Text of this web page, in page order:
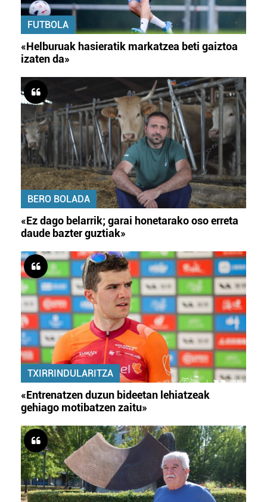
FUTBOLA
«Helburuak hasieratik markatzea beti gaiztoa
izaten da»
BERO BOLADA
«Ez dago belarrik; garai honetarako oso erreta
daude bazter guztiak»
TXIRRINDULARITZA
«Entrenatzen duzun bideetan lehiatzeak
gehiago motibatzen zaitu»